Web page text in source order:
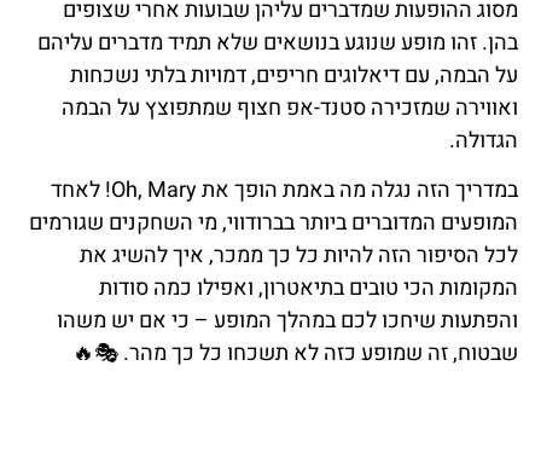
מסוג ההופעות שמדברים עליהן שבועות אחרי שצופים
בהן. זהו מופע שנוגע בנושאים שלא תמיד מדברים עליהם
על הבמה, עם דיאלוגים חריפים, דמויות בלתי נשכחות
ואווירה שמזכירה סטנד-אפ חצוף שמתפוצץ על הבמה
הגדולה.
במדריך הזה נגלה מה באמת הופך את Oh, Mary! לאחד
המופעים המדוברים ביותר בברודווי, מי השחקנים שגורמים
לכל הסיפור הזה להיות כל כך ממכר, איך להשיג את
המקומות הכי טובים בתיאטרון, ואפילו כמה סודות
והפתעות שיחכו לכם במהלך המופע – כי אם יש משהו
שבטוח, זה שמופע כזה לא תשכחו כל כך מהר. 🎭🔥